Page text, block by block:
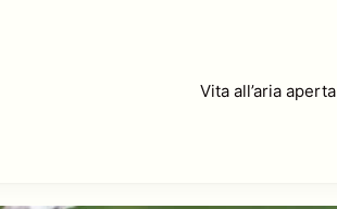
Vita all’aria aperta